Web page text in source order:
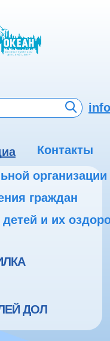
Контакты
организации
граждан
и их
ДОЛ